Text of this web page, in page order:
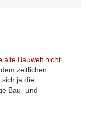
alte Bauwelt nicht
zeitlichen
sich ja die
Bau- und